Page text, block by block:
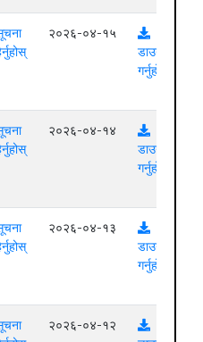
२०२६-०४-१५
डाउनलोड
गर्नुहोस्
२०२६-०४-१४
डाउनलोड
गर्नुहोस्
२०२६-०४-१३
डाउनलोड
गर्नुहोस्
२०२६-०४-१२